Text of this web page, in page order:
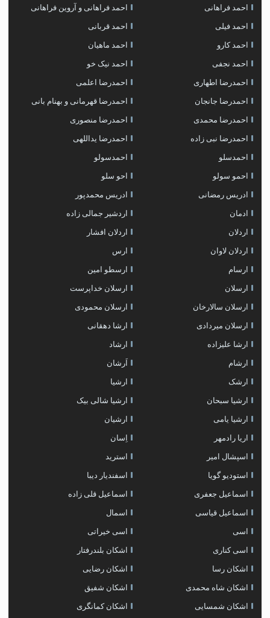
احمد فراهانی احمد فراهانی و آروین فراهانی
احمد فیلی احمد قربانی
احمد کارو احمد ماهیان
احمد نجفی احمد نیک خو
احمدرضا اطهاری احمدرضا اعلمی
احمدرضا جانجان احمدرضا قهرمانی و بهنام بانی
احمدرضا محمدی احمدرضا منصوری
احمدرضا نبی زاده احمدرضا یداللهی
احمدسلو احمدسولو
احمو سولو احو سلو
ادریس رمضانی ادریس محمدپور
ادمان اردشیر جمالی زاده
اردلان اردلان افشار
اردلان لاوان ارس
ارسام ارسطو امین
ارسلان ارسلان خداپرست
ارسلان سالارخان ارسلان محمودی
ارسلان میردادی ارشا دهقانی
ارشا علیزاده ارشاد
ارشام اَرشان
ارشک ارشیا
ارشیا سبحان ارشیا شالی بیک
ارشیا یامی ارشیان
اریا رادمهر اِسان
اسپشال امیر استرید
استودیو گویا اسفندیار دیبا
اسماعیل جعفری اسماعیل قلی زاده
اسماعیل قیاسی اسمال
اسی اسی خیراتی
اسی کناری اشکان بلندرفتار
اشکان رسا اشکان رضایی
اشکان شاه محمدی اشکان شفیق
اشکان شمسایی اشکان‌ کمانگری